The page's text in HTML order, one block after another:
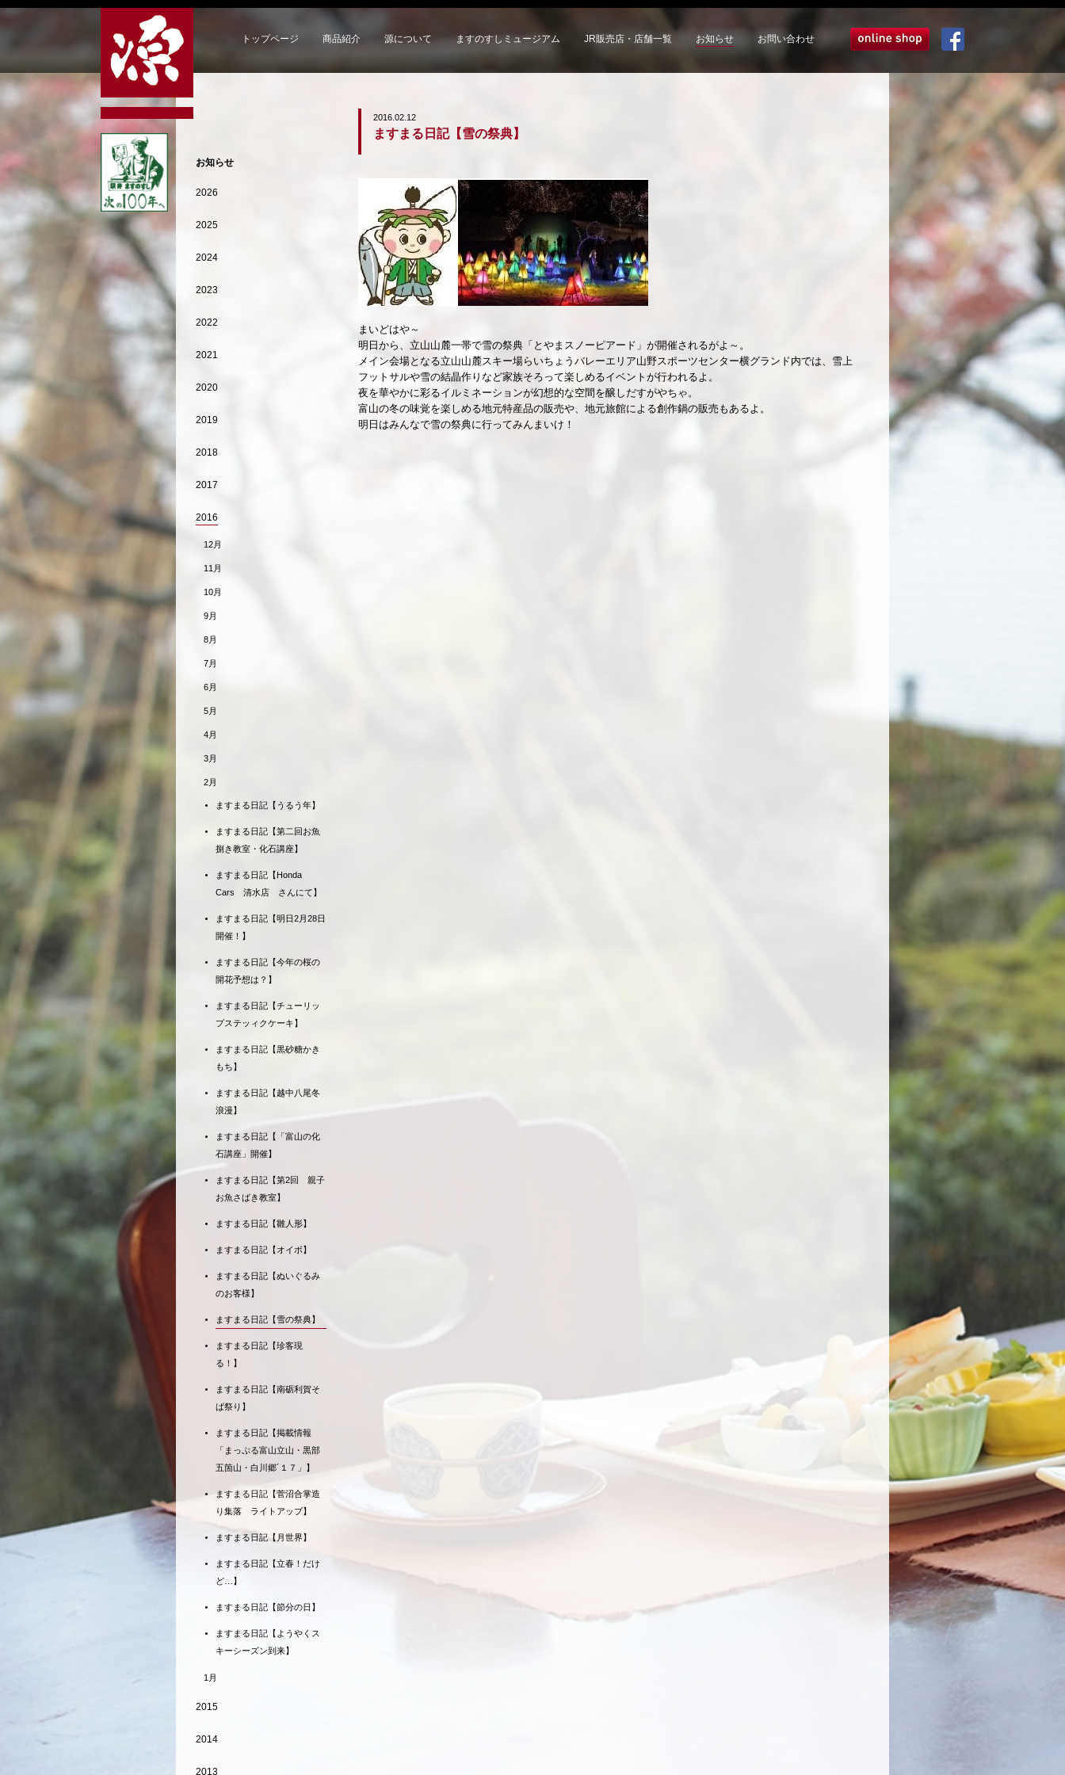
トップページ 商品紹介 源について ますのすしミュージアム JR販売店・店舗一覧 お知らせ お問い合わせ オンラインショップ
2016.02.12
ますまる日記【雪の祭典】
まいどはや～
明日から、立山山麓一帯で雪の祭典「とやまスノーピアード」が開催されるがよ～。
メイン会場となる立山山麓スキー場らいちょうバレーエリア山野スポーツセンター横グランド内では、雪上
フットサルや雪の結晶作りなど家族そろって楽しめるイベントが行われるよ。
夜を華やかに彩るイルミネーションが幻想的な空間を醸しだすがやちゃ。
富山の冬の味覚を楽しめる地元特産品の販売や、地元旅館による創作鍋の販売もあるよ。
明日はみんなで雪の祭典に行ってみんまいけ！
お知らせ
2026
2025
2024
2023
2022
2021
2020
2019
2018
2017
2016
12月
11月
10月
9月
8月
7月
6月
5月
4月
3月
2月
ますまる日記【うるう年】
ますまる日記【第二回お魚
捌き教室・化石講座】
ますまる日記【Honda
Cars 清水店 さんにて】
ますまる日記【明日2月28日
開催！】
ますまる日記【今年の桜の
開花予想は？】
ますまる日記【チューリッ
プステッィクケーキ】
ますまる日記【黒砂糖かき
もち】
ますまる日記【越中八尾冬
浪漫】
ますまる日記【「富山の化
石講座」開催】
ますまる日記【第2回 親子
お魚さばき教室】
ますまる日記【雛人形】
ますまる日記【オイボ】
ますまる日記【ぬいぐるみ
のお客様】
ますまる日記【雪の祭典】
ますまる日記【珍客現
る！】
ますまる日記【南砺利賀そ
ば祭り】
ますまる日記【掲載情報
「まっぷる富山立山・黒部
五箇山・白川郷´１７」】
ますまる日記【菅沼合掌造
り集落 ライトアップ】
ますまる日記【月世界】
ますまる日記【立春！だけ
ど…】
ますまる日記【節分の日】
ますまる日記【ようやくス
キーシーズン到来】
1月
2015
2014
2013